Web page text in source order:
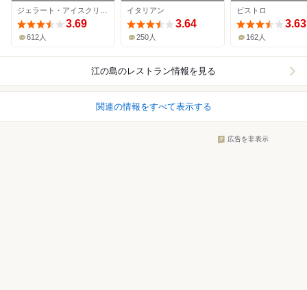
3.69
612人
イタリアン
3.64
250人
ビストロ
3.63
162人
江の島のレストラン情報を見る
関連の情報をすべて表示する
広告を非表示